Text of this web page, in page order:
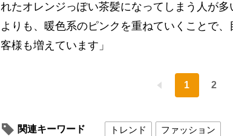
れたオレンジっぽい茶髪になってしまう人が
よりも、暖色系のピンクを重ねていくことで
客様も増えています」
1 2
関連キーワード トレンド ファッション